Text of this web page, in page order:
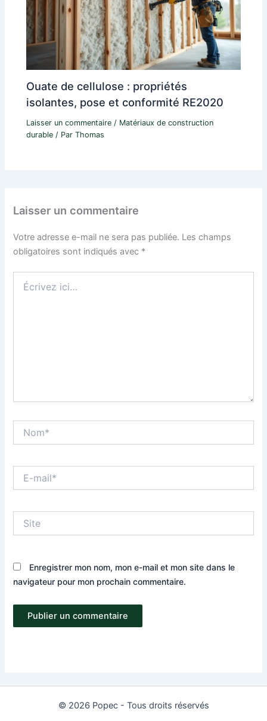
Ouate de cellulose : propriétés
isolantes, pose et conformité RE2020
Laisser un commentaire / Matériaux de construction
durable / ParThomas
Laisser un commentaire
Votre adresse e-mail ne sera pas publiée. Les champs
obligatoires sont indiqués avec *
ici…
mail*
Enregistrer mon nom, mon e-mail et mon site dans le
navigateur pour mon prochain commentaire.
© 2026 Popec - Tous droits réservés